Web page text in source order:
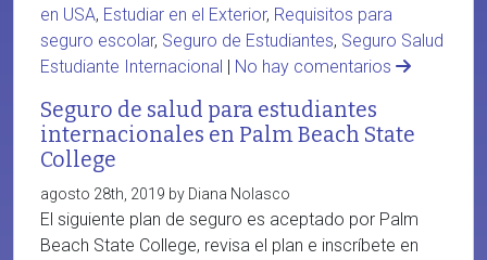
en USA, Estudiar en el Exterior, Requisitos para
seguro escolar, Seguro de Estudiantes, Seguro Salud
Estudiante Internacional | No hay comentarios
Seguro de salud para estudiantes
internacionales en Palm Beach State
College
agosto 28th, 2019 by Diana Nolasco
El siguiente plan de seguro es aceptado por Palm
Beach State College, revisa el plan e inscríbete en